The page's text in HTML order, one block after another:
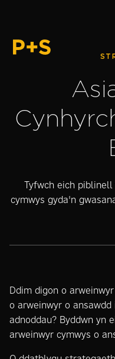
Tyfwch eich
cymwys gyda'n
Ddim digon o
o arweinwyr o
adnoddau? Byddwn yn
arweinwyr cymwys o